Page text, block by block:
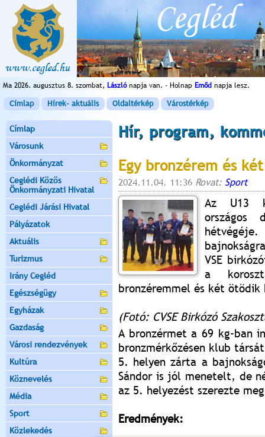
Ma 2026. augusztus 8. szombat, Lászlónapja van. - Holnap Emőd napja lesz.
Címlap Hírek- aktuális Oldaltérkép Várostérkép
Címlap
Városunk
Önkormányzat
Ceglédi Közös
Önkormányzati Hivatal
Ceglédi Járási Hivatal
Pályázatok
Aktuális
Turizmus
Irány Cegléd
Egészségügy
Egyházak
Gazdaság
Városi rendezvények
Kultúra
Köznevelés
Média
Sport
Közlekedés
Hír, program,
Egy bronzérem és
2024.11.04. 11:36 Rovat: Sport
Az U13
országos
VSE
a
bronzéremmel és két
(Fotó: CVSE Birkózó
A bronzérmet a 69 kg-ban
bronzmérkőzésen klub
5. helyen zárta a
Sándor is jól menetelt, de
az 5. helyezést szerezte
Eredmények: